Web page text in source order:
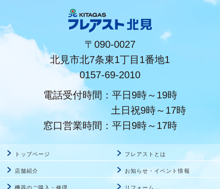
〒090-0027
北見市北7条東1丁目1番地1
0157-69-2010
電話受付時間：平日9時～19時
土日祝9時～17時
窓口営業時間：平日9時～17時
トップページ フレアストとは
店舗紹介 お知らせ・イベント情報
機器のご購入・修理 リフォーム